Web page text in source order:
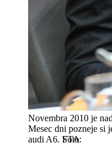
Novembra 2010 je
Mesec dni pozneje si
audi A6. STA